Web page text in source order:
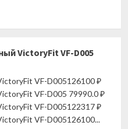
VictoryFit VF-D005
VF-D005126100 ₽
VF-D005 79990.0 ₽
VF-D005122317 ₽
VF-D005126100...